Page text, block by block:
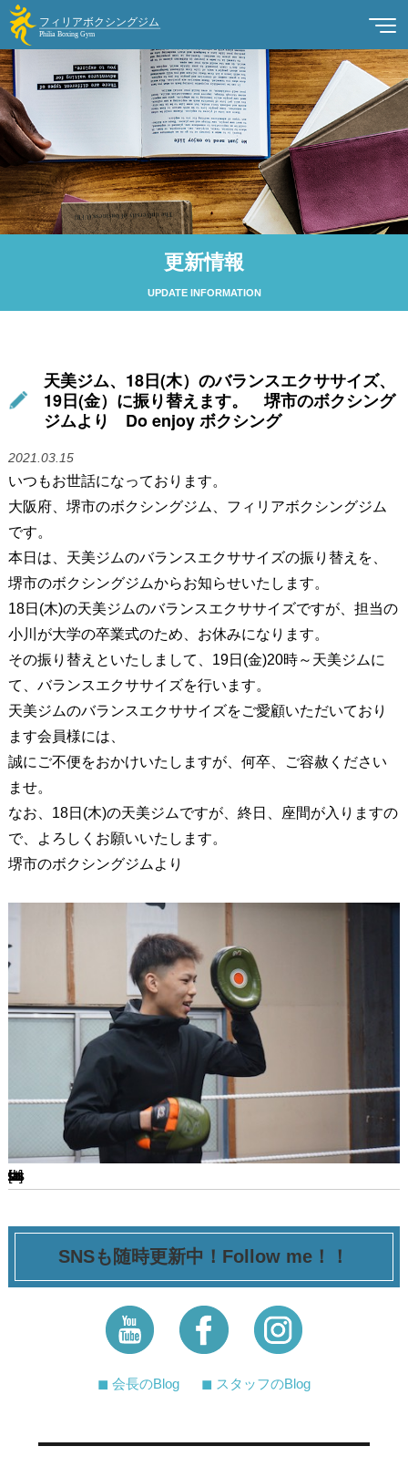
更新情報
UPDATE INFORMATION
天美ジム、18日(木）のバランスエクササイズ、
19日(金）に振り替えます。 堺市のボクシング
ジムより Do enjoy ボクシング
2021.03.15
いつもお世話になっております。
大阪府、堺市のボクシングジム、フィリアボクシングジム
です。
本日は、天美ジムのバランスエクササイズの振り替えを、
堺市のボクシングジムからお知らせいたします。
18日(木)の天美ジムのバランスエクササイズですが、担当の
小川が大学の卒業式のため、お休みになります。
その振り替えといたしまして、19日(金)20時～天美ジムに
て、バランスエクササイズを行います。
天美ジムのバランスエクササイズをご愛顧いただいており
ます会員様には、
誠にご不便をおかけいたしますが、何卒、ご容赦ください
ませ。
なお、18日(木)の天美ジムですが、終日、座間が入りますの
で、よろしくお願いいたします。
堺市のボクシングジムより
[ssba-buttons]
SNSも随時更新中！Follow me！！
◼︎ 会長のBlog ◼︎ スタッフのBlog